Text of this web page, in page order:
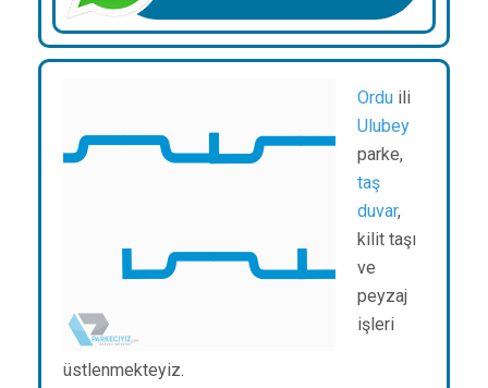
Ordu ili
Ulubey
parke,
taş
duvar,
kilit taşı
ve
peyzaj
işleri
üstlenmekteyiz.